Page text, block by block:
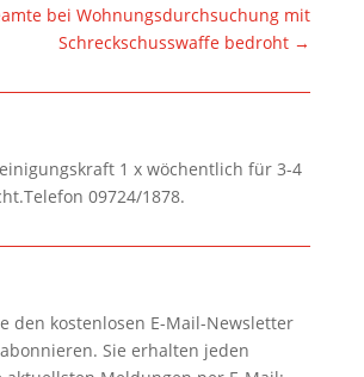
bei Wohnungsdurchsuchung mit
Schreckschusswaffe bedroht →
1 x wöchentlich für 3-4
09724/1878.
den kostenlosen E-Mail-Newsletter
Sie erhalten jeden